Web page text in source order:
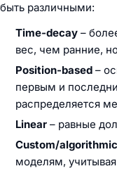
быть различными:
Time-decay –
вес, чем ранние,
Position-based –
первым и
распределяется
Linear – равные
Custom/algorithmic
моделям,